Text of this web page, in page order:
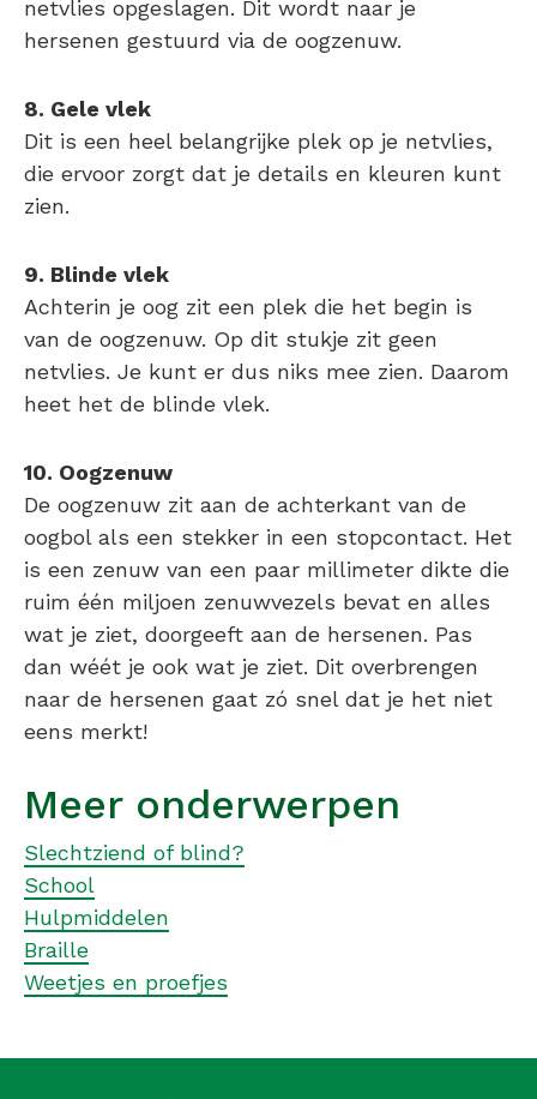
netvlies opgeslagen. Dit wordt naar je
hersenen gestuurd via de oogzenuw.
8. Gele vlek
Dit is een heel belangrijke plek op je netvlies,
die ervoor zorgt dat je details en kleuren kunt
zien.
9. Blinde vlek
Achterin je oog zit een plek die het begin is
van de oogzenuw. Op dit stukje zit geen
netvlies. Je kunt er dus niks mee zien. Daarom
heet het de blinde vlek.
10. Oogzenuw
De oogzenuw zit aan de achterkant van de
oogbol als een stekker in een stopcontact. Het
is een zenuw van een paar millimeter dikte die
ruim één miljoen zenuwvezels bevat en alles
wat je ziet, doorgeeft aan de hersenen. Pas
dan wéét je ook wat je ziet. Dit overbrengen
naar de hersenen gaat zó snel dat je het niet
eens merkt!
Meer onderwerpen
Slechtziend of blind?
School
Hulpmiddelen
Braille
Weetjes en proefjes